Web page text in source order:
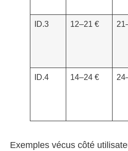
ID.3 12–21 €
ID.4 14–24 €
Exemples vécus côté